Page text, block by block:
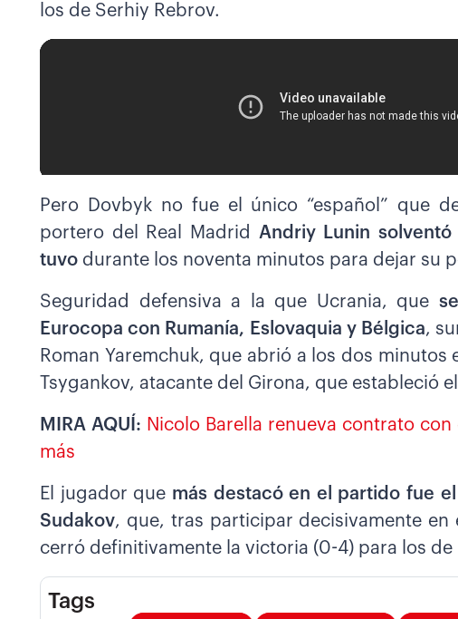
los de Serhiy Rebrov.
Pero Dovbyk no fue el único “español” que
portero del Real Madrid Andriy Lunin
tuvo durante los noventa minutos para dejar su
Seguridad defensiva a la que Ucrania, que
Eurocopa con Rumanía, Eslovaquia y Bélgica,
Roman Yaremchuk, que abrió a los dos
Tsygankov, atacante del Girona, que estableció
MIRA AQUÍ: Nicolo Barella renueva contrato
más
El jugador que más destacó en el partido fue
Sudakov, que, tras participar decisivamente
cerró definitivamente la victoria (0-4) para los
Tags